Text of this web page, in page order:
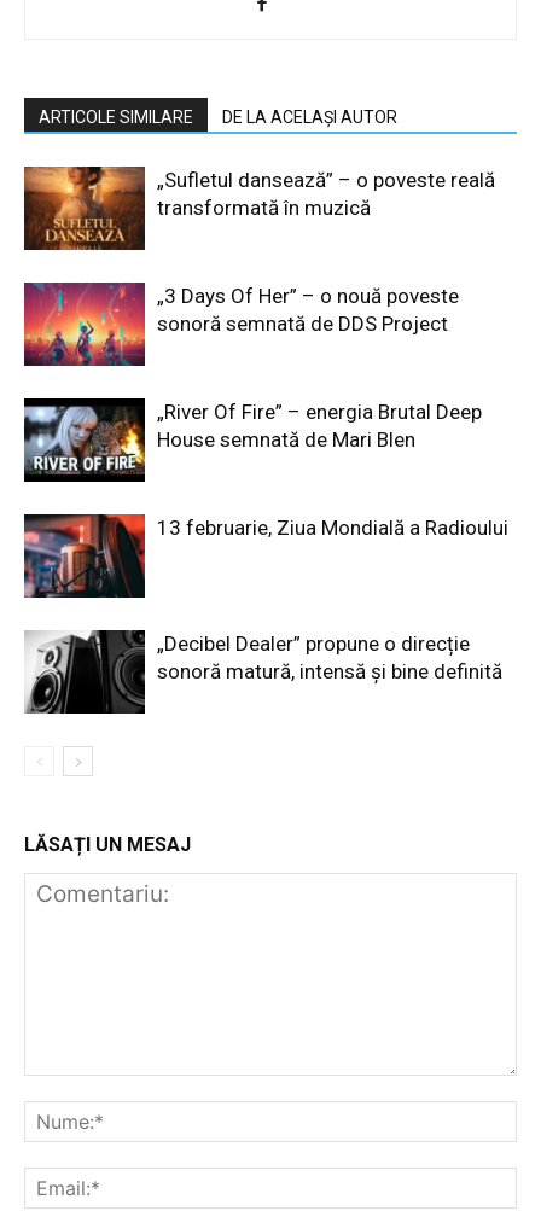
ARTICOLE SIMILARE DE LA ACELAȘI AUTOR
„Sufletul dansează” – o poveste reală
transformată în muzică
„3 Days Of Her” – o nouă poveste
sonoră semnată de DDS Project
„River Of Fire” – energia Brutal Deep
House semnată de Mari Blen
13 februarie, Ziua Mondială a Radioului
„Decibel Dealer” propune o direcție
sonoră matură, intensă și bine definită
LĂSAȚI UN MESAJ